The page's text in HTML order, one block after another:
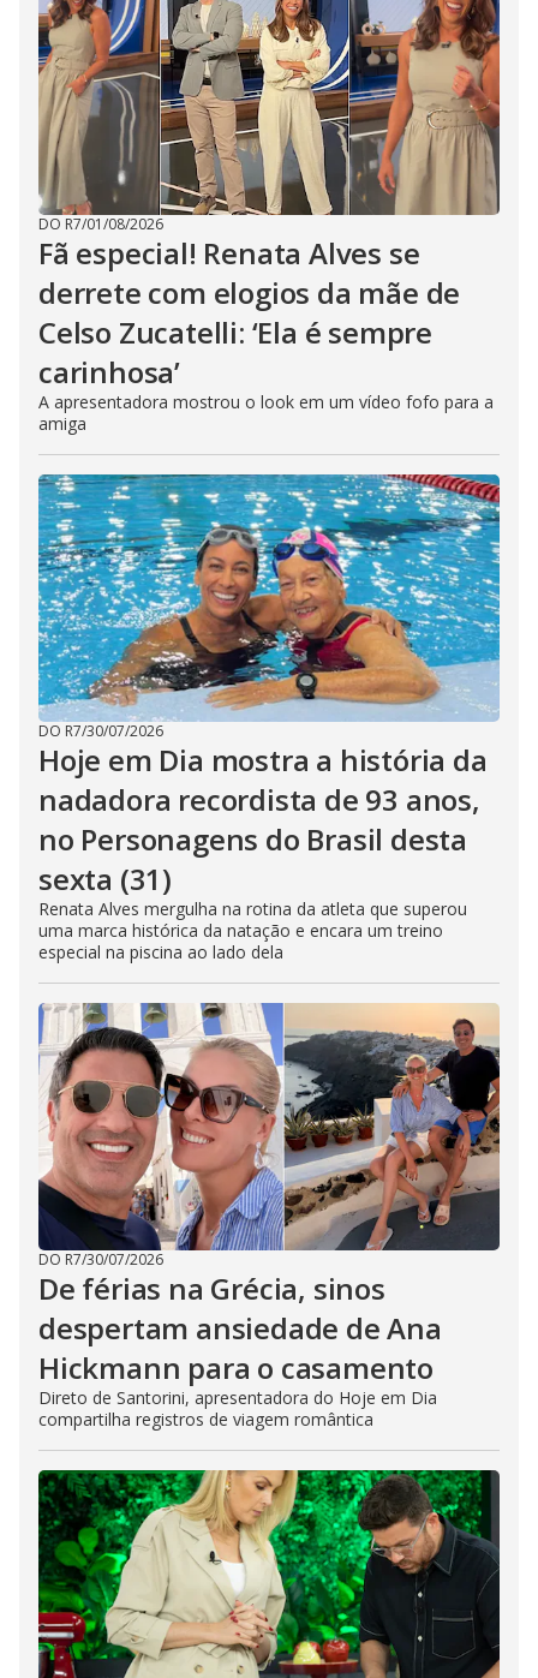
DO R7/01/08/2026
Fã especial! Renata Alves se
derrete com elogios da mãe de
Celso Zucatelli: ‘Ela é sempre
carinhosa’
A apresentadora mostrou o look em um vídeo fofo para a
amiga
DO R7/30/07/2026
Hoje em Dia mostra a história da
nadadora recordista de 93 anos,
no Personagens do Brasil desta
sexta (31)
Renata Alves mergulha na rotina da atleta que superou
uma marca histórica da natação e encara um treino
especial na piscina ao lado dela
DO R7/30/07/2026
De férias na Grécia, sinos
despertam ansiedade de Ana
Hickmann para o casamento
Direto de Santorini, apresentadora do Hoje em Dia
compartilha registros de viagem romântica